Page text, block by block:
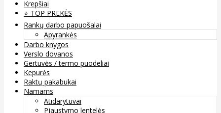
Krepšiai
⭐️ TOP PREKĖS
Rankų darbo papuošalai
Apyrankės
Darbo knygos
Verslo dovanos
Gertuvės / termo puodeliai
Kepurės
Raktų pakabukai
Namams
Atidarytuvai
Pjaustymo lentelės